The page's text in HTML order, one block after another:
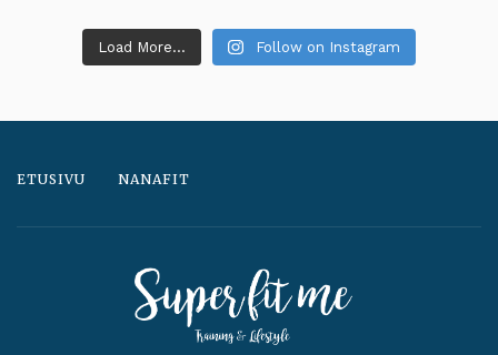
Load More... Follow on Instagram
ETUSIVU NANAFIT